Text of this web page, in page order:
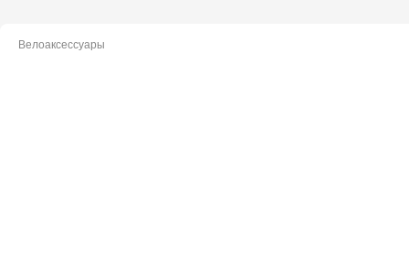
Велоаксессуары